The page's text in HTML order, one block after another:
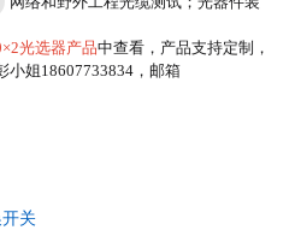
光选器产品中查看，产品支持定制，
小姐18607733834，邮箱
关